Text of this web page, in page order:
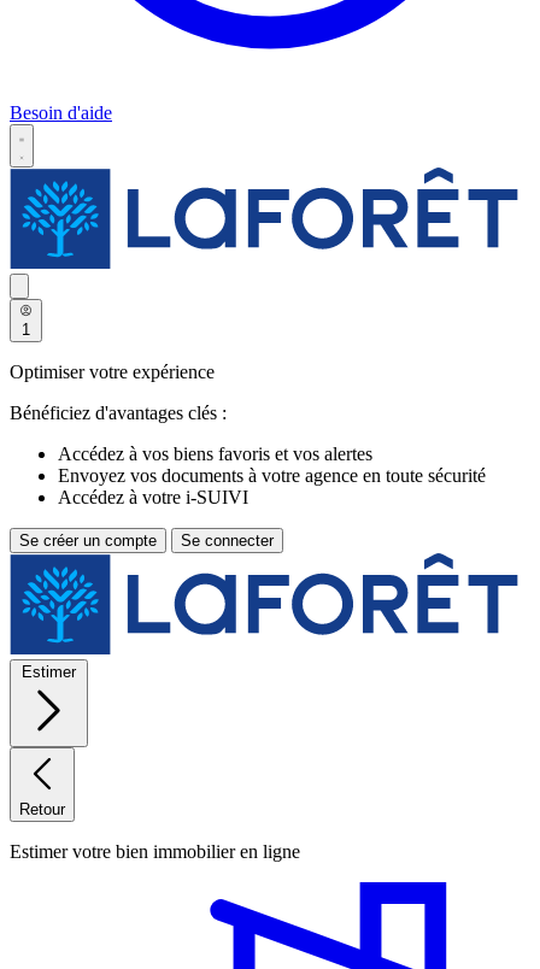
Besoin d'aide
1
Optimiser votre expérience
Bénéficiez d'avantages clés :
Accédez à vos biens favoris et vos alertes
Envoyez vos documents à votre agence en toute sécurité
Accédez à votre i-SUIVI
Se créer un compte Se connecter
Estimer
Retour
Estimer votre bien immobilier en ligne